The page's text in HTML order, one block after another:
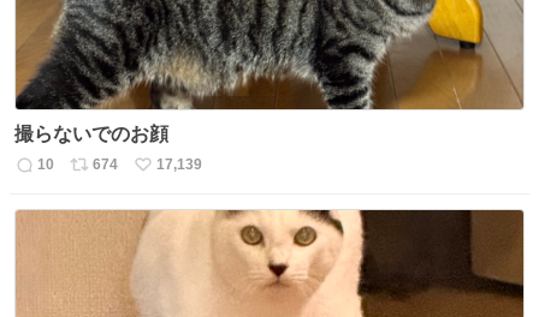
撮らないでのお顔
返
10
リ
ス
数
674
い
ね
数
17,139